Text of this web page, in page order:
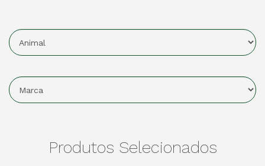
Produtos Selecionados